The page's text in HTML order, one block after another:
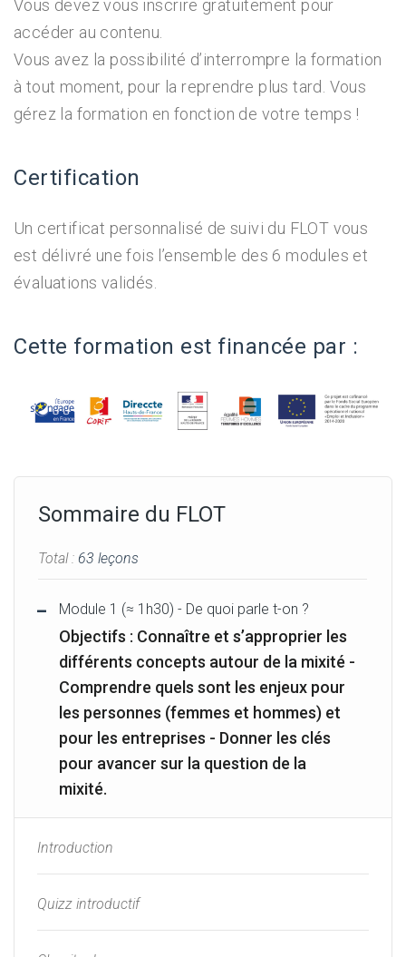
Vous devez vous inscrire gratuitement pour
accéder au contenu.
Vous avez la possibilité d’interrompre la formation
à tout moment, pour la reprendre plus tard. Vous
gérez la formation en fonction de votre temps !
Certification
Un certificat personnalisé de suivi du FLOT vous
est délivré une fois l’ensemble des 6 modules et
évaluations validés.
Cette formation est financée par :
Sommaire du FLOT
Total : 63 leçons
Module 1 (≈ 1h30) - De quoi parle t-on ?
Objectifs : Connaître et s’approprier les
différents concepts autour de la mixité -
Comprendre quels sont les enjeux pour
les personnes (femmes et hommes) et
pour les entreprises - Donner les clés
pour avancer sur la question de la
mixité.
Introduction
Quizz introductif